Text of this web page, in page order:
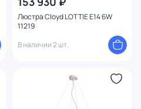
Люстра Cloyd LOTTIE E14 6W
11219
В наличии 2 шт.